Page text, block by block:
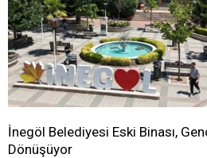
İnegöl Belediyesi Eski Binası,
Dönüşüyor